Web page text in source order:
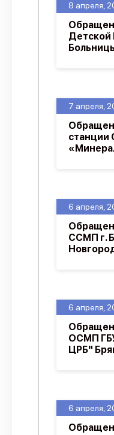
6 апреля,
6 апреля,
ОСМП
ЦРБ"
6 апреля,
ССМП г.
7 апреля,
станции
8 апреля,
Детской